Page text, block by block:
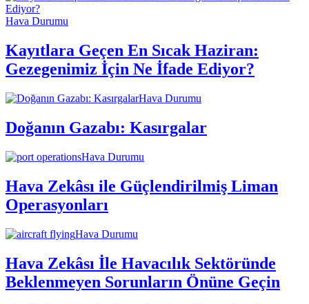
Hava Durumu
Kayıtlara Geçen En Sıcak Haziran:
Gezegenimiz İçin Ne İfade Ediyor?
Hava Durumu
Doğanın Gazabı: Kasırgalar
Hava Durumu
Hava Zekâsı ile Güçlendirilmiş Liman
Operasyonları
Hava Durumu
Hava Zekâsı İle Havacılık Sektöründe
Beklenmeyen Sorunların Önüne Geçin